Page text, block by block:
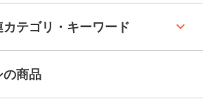
テゴリ・キーワード keyboard_arrow_up
の商品